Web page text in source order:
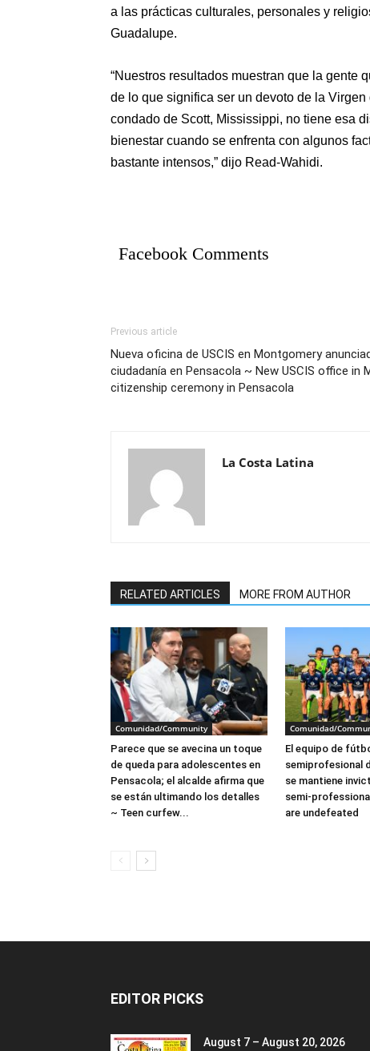
a las prácticas culturales, personales y
Guadalupe.
“Nuestros resultados muestran que la gente
de lo que significa ser un devoto de la Virgen
condado de Scott, Mississippi, no tiene esa
bienestar cuando se enfrenta con algunos
bastante intensos,” dijo Read-Wahidi.
Facebook Comments
Previous article
Nueva oficina de USCIS en Montgomery
ciudadanía en Pensacola ~ New USCIS office in
citizenship ceremony in Pensacola
La Costa Latina
RELATED ARTICLES MORE FROM AUTHOR
Comunidad/Community
Parece que se avecina un toque
de queda para adolescentes en
Pensacola; el alcalde afirma que
se están ultimando los detalles
~ Teen curfew...
Comunidad/
El equipo de
semiprofesional
se mantiene
semi-
are undefeated
EDITOR PICKS
August 7 – August 20, 2026